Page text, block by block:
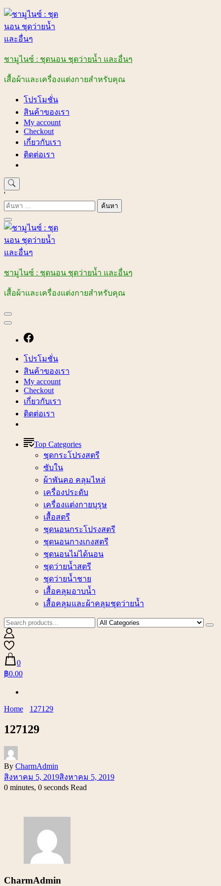
Skip
content
ชามูไนซ์ : ชุดนอน ชุดว่ายน้ำ และอื่นๆ
เสื้อผ้าและเครื่องแต่งกายสำหรับคุณ
โปรโมชั่น
สินค้าของเรา
My account
Checkout
เกี่ยวกับเรา
ติดต่อเรา
'
ค้นหา
สำหรับ:
ชามูไนซ์ : ชุดนอน ชุดว่ายน้ำ และอื่นๆ
เสื้อผ้าและเครื่องแต่งกายสำหรับคุณ
โปรโมชั่น
สินค้าของเรา
My account
Checkout
เกี่ยวกับเรา
ติดต่อเรา
Top Categories
ชุดกระโปรงสตรี
ซับใน
ผ้าพันคอ คลุมไหล่
เครื่องประดับ
เครื่องแต่งกายบุรุษ
เสื้อสตรี
ชุดนอนกระโปรงสตรี
ชุดนอนกางเกงสตรี
ชุดนอนไม่ได้นอน
ชุดว่ายน้ำสตรี
ชุดว่ายน้ำชาย
เสื้อคลุมอาบน้ำ
เสื้อคลุมและผ้าคลุมชุดว่ายน้ำ
0
฿0.00
Home 127129
127129
By CharmAdmin
สิงหาคม 5, 2019สิงหาคม 5, 2019
0 minutes, 0 seconds Read
CharmAdmin